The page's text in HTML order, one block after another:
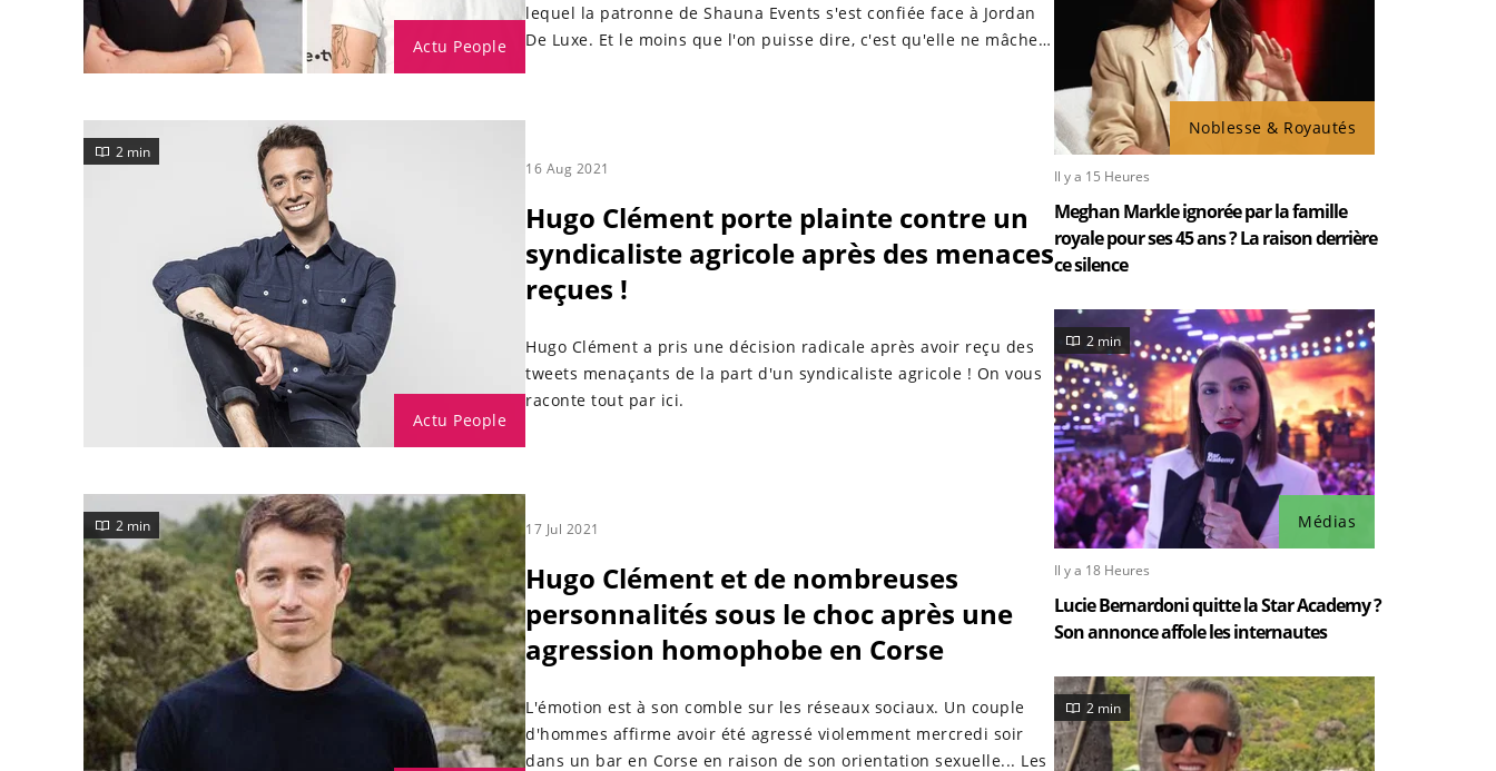
Actu People
lequel la patronne de Shauna Events s'est confiée face à Jordan
De Luxe. Et le moins que l'on puisse dire, c'est qu'elle ne mâche
Actu People
2 min
16 Aug 2021
Hugo Clément porte plainte contre un
syndicaliste agricole après des menaces
reçues !
Hugo Clément a pris une décision radicale après avoir reçu des
tweets menaçants de la part d'un syndicaliste agricole ! On vous
raconte tout par ici.
2 min 17 Jul 2021
Hugo Clément et de nombreuses
personnalités sous le choc après une
agression homophobe en Corse
L'émotion est à son comble sur les réseaux sociaux. Un couple
d'hommes affirme avoir été agressé violemment mercredi soir
dans un bar en Corse en raison de son orientation sexuelle... Les
Noblesse & Royautés
Il y a 15 Heures
Meghan Markle ignorée par la famille
royale pour ses 45 ans ? La raison derrière
ce silence
Médias
2 min
Il y a 18 Heures
Lucie Bernardoni quitte la Star Academy ?
Son annonce affole les internautes
2 min